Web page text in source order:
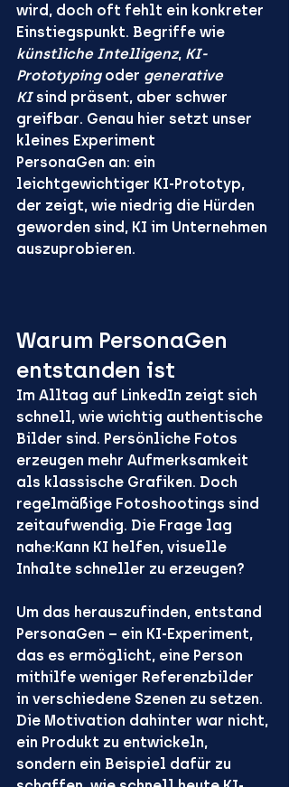
wird, doch oft fehlt ein konkreter
Einstiegspunkt. Begriffe wie
künstliche Intelligenz, KI-
Prototyping oder generative
KI sind präsent, aber schwer
greifbar. Genau hier setzt unser
kleines Experiment
PersonaGen an: ein
leichtgewichtiger KI-Prototyp,
der zeigt, wie niedrig die Hürden
geworden sind, KI im Unternehmen
auszuprobieren.
Warum PersonaGen
entstanden ist
Im Alltag auf LinkedIn zeigt sich
schnell, wie wichtig authentische
Bilder sind. Persönliche Fotos
erzeugen mehr Aufmerksamkeit
als klassische Grafiken. Doch
regelmäßige Fotoshootings sind
zeitaufwendig. Die Frage lag
nahe:Kann KI helfen, visuelle
Inhalte schneller zu erzeugen?
Um das herauszufinden, entstand
PersonaGen – ein KI-Experiment,
das es ermöglicht, eine Person
mithilfe weniger Referenzbilder
in verschiedene Szenen zu setzen.
Die Motivation dahinter war nicht,
ein Produkt zu entwickeln,
sondern ein Beispiel dafür zu